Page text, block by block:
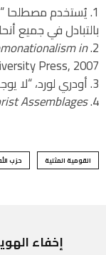
يُستخدم مصطلحا
بالتبادل في جميع
in
Press, 2007.
أودري لورد، “لا
Assemblages
القومية المثلية حزب
إخفاء